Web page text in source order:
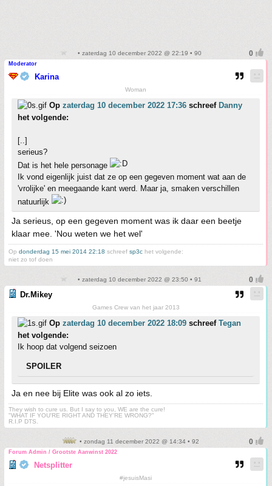
• zaterdag 10 december 2022 @ 22:19 • 90
Moderator
Karina
Woman
Op zaterdag 10 december 2022 17:36 schreef Danny
het volgende:
[..]
serieus?
Dat is het hele personage
Ik vond eigenlijk juist dat ze op een gegeven moment wat aan de
'vrolijke' en meegaande kant werd. Maar ja, smaken verschillen
natuurlijk
Ja serieus, op een gegeven moment was ik daar een beetje
klaar mee. 'Nou weten we het wel'
Op donderdag 15 mei 2014 22:18 schreef sp3c het volgende:
niet zo tof doen
• zaterdag 10 december 2022 @ 23:50 • 91
Dr.Mikey
Games Crew van het jaar 2013
Op zaterdag 10 december 2022 18:09 schreef Tegan
het volgende:
Ik hoop dat volgend seizoen
SPOILER
Ja en nee bij Elite was ook al zo iets.
They wish to cure us. But I say to you, WE are the cure!
"WHAT IF YOU'RE RIGHT AND THEY'RE WRONG?"
R.I.P DTS.
• zondag 11 december 2022 @ 14:34 • 92
Forum Admin / Grootste Aanwinst 2022
Netsplitter
#jesuisMasi